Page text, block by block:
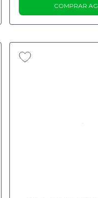
COMPRAR